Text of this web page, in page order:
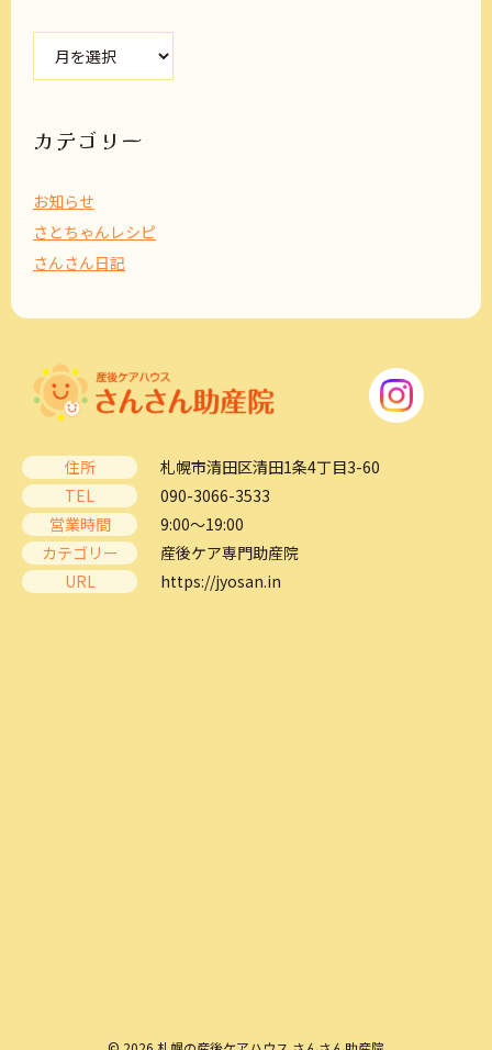
ブ
カテゴリー
お知らせ
さとちゃんレシピ
さんさん日記
住所
札幌市清田区清田1条4丁目3-60
TEL
090-3066-3533
営業時間
9:00～19:00
カテゴリー
産後ケア専門助産院
URL
https://jyosan.in